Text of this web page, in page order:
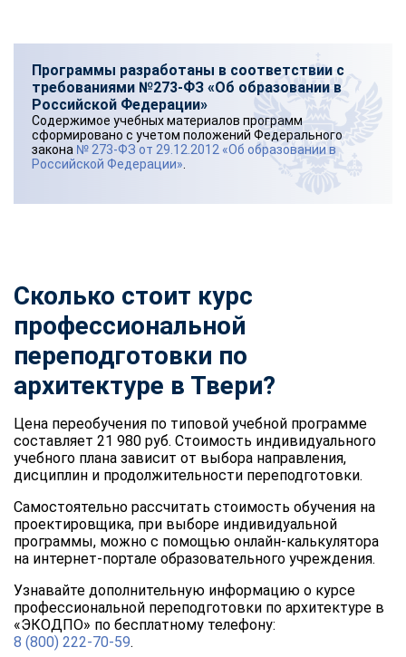
Программы разработаны в соответствии с
требованиями №273-ФЗ «Об образовании в
Российской Федерации»
Содержимое учебных материалов программ
сформировано с учетом положений Федерального
закона № 273-ФЗ от 29.12.2012 «Об образовании в
Российской Федерации»
Сколько стоит курс
профессиональной
переподготовки по
архитектуре в Твери?
Цена переобучения по типовой учебной программе
составляет 21 980 руб. Стоимость индивидуального
учебного плана зависит от выбора направления,
дисциплин и продолжительности переподготовки.
Самостоятельно рассчитать стоимость обучения на
проектировщика, при выборе индивидуальной
программы, можно с помощью онлайн-калькулятора
на интернет-портале образовательного учреждения.
Узнавайте дополнительную информацию о курсе
профессиональной переподготовки по архитектуре в
«ЭКОДПО» по бесплатному телефону:
8 (800) 222-70-59.